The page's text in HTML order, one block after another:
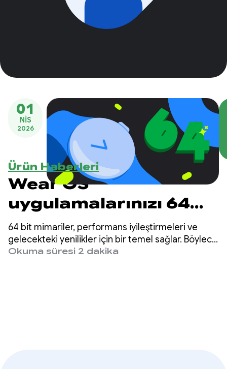
01
NIS
2026
Ürün Haberleri
Wear OS
uygulamalarınızı 64
bit gereksinimi için
hazır hale getirme
64 bit mimariler, performans iyileştirmeleri ve
gelecekteki yenilikler için bir temel sağlar. Böylece
kullanıcılarınıza daha hızlı ve daha zengin
Okuma süresi 2 dakika